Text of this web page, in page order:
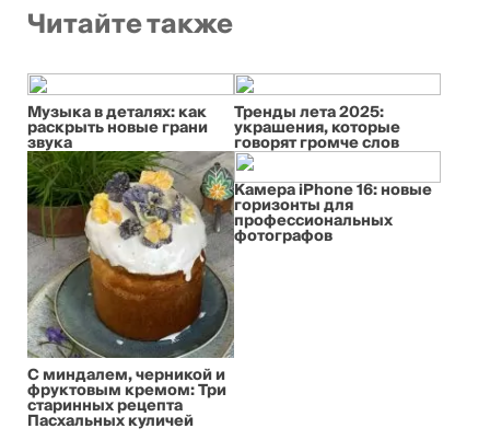
Читайте также
Музыка в деталях: как
раскрыть новые грани
звука
Тренды лета 2025:
украшения, которые
говорят громче слов
С миндалем, черникой и
фруктовым кремом: Три
старинных рецепта
Пасхальных куличей
Камера iPhone 16: новые
горизонты для
профессиональных
фотографов